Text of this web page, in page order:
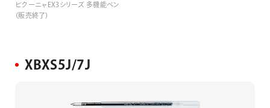
ビクーニャEX3シリーズ 多機能ペン
（販売終了）
XBXS5J/7J